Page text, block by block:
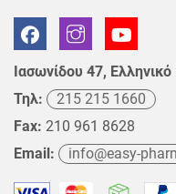
Ιασωνίδου 47,
Τηλ:
215 215 1660
Fax: 210 961 8628
Email:
info@easy-